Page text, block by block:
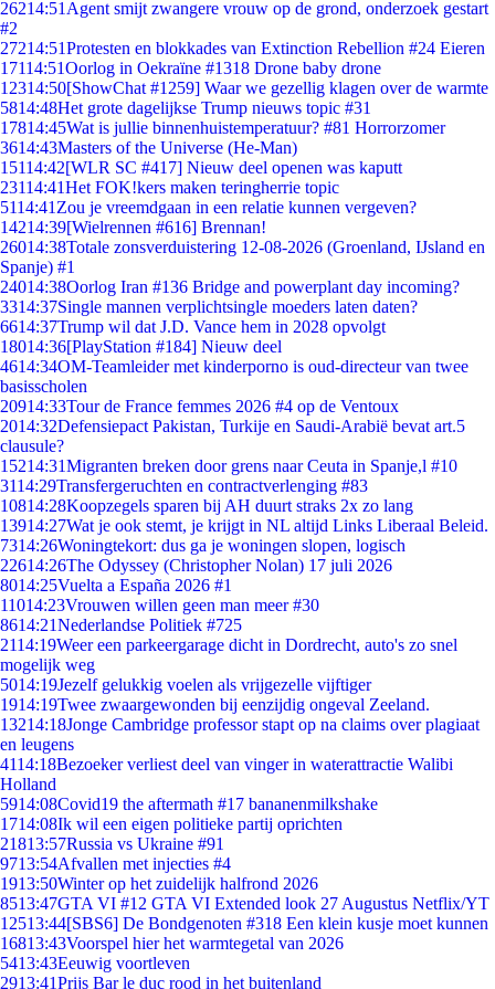
26214:51 Agent smijt zwangere vrouw op de grond, onderzoek gestart
#2
27214:51Protesten en blokkades van Extinction Rebellion #24 Eieren
17114:51Oorlog in Oekraïne #1318 Drone baby drone
12314:50[ShowChat #1259] Waar we gezellig klagen over de warmte
5814:48Het grote dagelijkse Trump nieuws topic #31
17814:45Wat is jullie binnenhuistemperatuur? #81 Horrorzomer
3614:43Masters of the Universe (He-Man)
15114:42[WLR SC #417] Nieuw deel openen was kaputt
23114:41Het FOK!kers maken teringherrie topic
5114:41 Zou je vreemdgaan in een relatie kunnen vergeven?
14214:39[Wielrennen #616] Brennan!
26014:38Totale zonsverduistering 12-08-2026 (Groenland, IJsland en
Spanje) #1
24014:38Oorlog Iran #136 Bridge and powerplant day incoming?
3314:37Single mannen verplichtsingle moeders laten daten?
6614:37Trump wil dat J.D. Vance hem in 2028 opvolgt
18014:36[PlayStation #184] Nieuw deel
4614:34OM-Teamleider met kinderporno is oud-directeur van twee
basisscholen
20914:33Tour de France femmes 2026 #4 op de Ventoux
2014:32Defensiepact Pakistan, Turkije en Saudi-Arabië bevat art.5
clausule?
15214:31Migranten breken door grens naar Ceuta in Spanje,l #10
3114:29Transfergeruchten en contractverlenging #83
10814:28Koopzegels sparen bij AH duurt straks 2x zo lang
13914:27Wat je ook stemt, je krijgt in NL altijd Links Liberaal Beleid.
7314:26Woningtekort: dus ga je woningen slopen, logisch
22614:26The Odyssey (Christopher Nolan) 17 juli 2026
8014:25Vuelta a España 2026 #1
11014:23Vrouwen willen geen man meer #30
8614:21Nederlandse Politiek #725
2114:19Weer een parkeergarage dicht in Dordrecht, auto's zo snel
mogelijk weg
5014:19Jezelf gelukkig voelen als vrijgezelle vijftiger
1914:19Twee zwaargewonden bij eenzijdig ongeval Zeeland.
13214:18Jonge Cambridge professor stapt op na claims over plagiaat
en leugens
4114:18Bezoeker verliest deel van vinger in waterattractie Walibi
Holland
5914:08Covid19 the aftermath #17 bananenmilkshake
1714:08Ik wil een eigen politieke partij oprichten
21813:57Russia vs Ukraine #91
9713:54Afvallen met injecties #4
1913:50Winter op het zuidelijk halfrond 2026
8513:47GTA VI #12 GTA VI Extended look 27 Augustus Netflix/YT
12513:44[SBS6] De Bondgenoten #318 Een klein kusje moet kunnen
16813:43Voorspel hier het warmtegetal van 2026
5413:43Eeuwig voortleven
2913:41Prijs Bar le duc rood in het buitenland